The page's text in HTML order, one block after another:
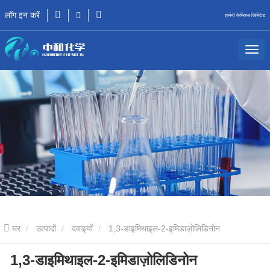
लॉग इन करें हार्मनी केमिकल लिमिटेड
घर उत्पादों दवाइयों 1,3-डाइमिथाइल-2-इमिडाज़ोलिडिनोन
1,3-डाइमिथाइल-2-इमिडाज़ोलिडिनोन